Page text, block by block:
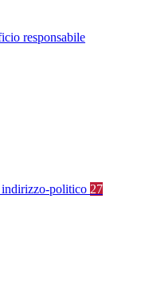
responsabile
politico 27